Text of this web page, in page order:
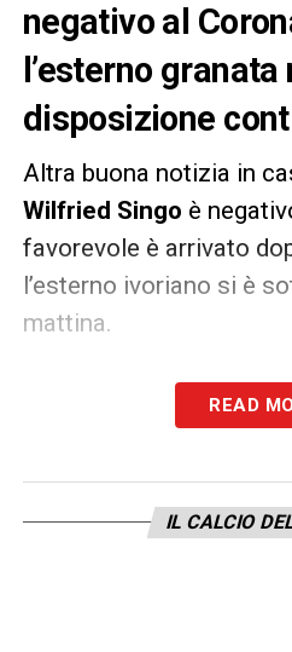
negativo al
l’esterno
disposizione
Altra buona notizia in
Wilfried Singo è
favorevole è arrivato
l’esterno ivoriano si è
mattina.
Dopo diciannove giorni
il ventenne laterale può
Alessandro
READ
IL CALCIO